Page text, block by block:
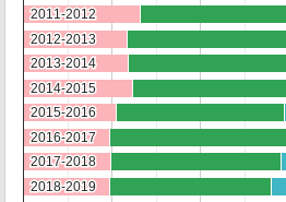
2011-2012
2011-2012
2012-2013
2012-2013
2013-2014
2013-2014
2014-2015
2014-2015
2015-2016
2015-2016
2016-2017
2016-2017
2017-2018
2017-2018
2018-2019
2018-2019